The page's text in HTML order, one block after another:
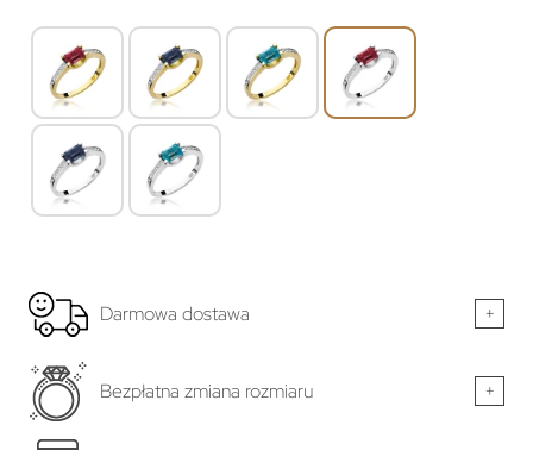
Darmowa dostawa +
Bezpłatna zmiana rozmiaru +